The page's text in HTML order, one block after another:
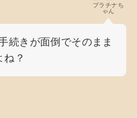
プラチナち
ゃん
続きが面倒でそのまま
ね？